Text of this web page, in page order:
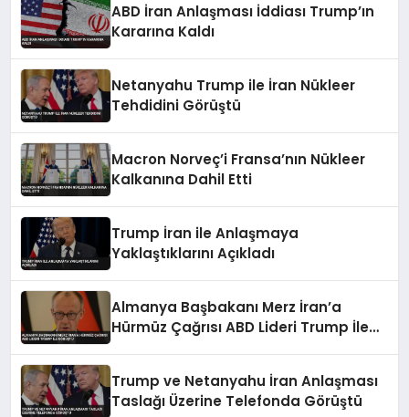
ABD İran Anlaşması İddiası Trump’ın
Kararına Kaldı
Netanyahu Trump ile İran Nükleer
Tehdidini Görüştü
Macron Norveç’i Fransa’nın Nükleer
Kalkanına Dahil Etti
Trump İran ile Anlaşmaya
Yaklaştıklarını Açıkladı
Almanya Başbakanı Merz İran’a
Hürmüz Çağrısı ABD Lideri Trump İle
Trump ve Netanyahu İran Anlaşması
Taslağı Üzerine Telefonda Görüştü